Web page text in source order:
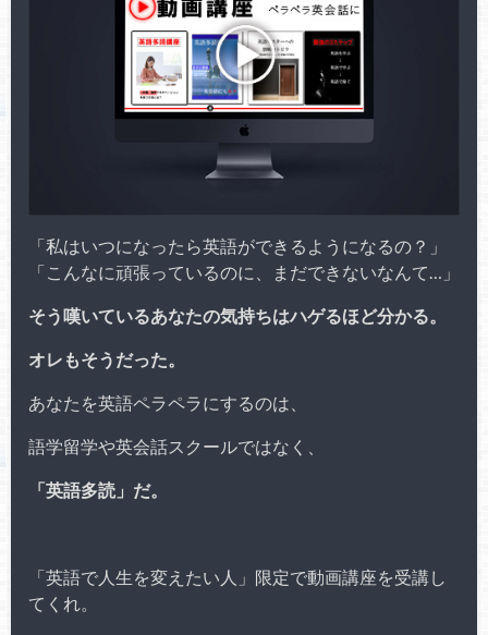
「私はいつになったら英語ができるようになるの？」
「こんなに頑張っているのに、まだできないなんて…」
そう嘆いているあなたの気持ちはハゲるほど分かる。
オレもそうだった。
あなたを英語ペラペラにするのは、
語学留学や英会話スクールではなく、
「英語多読」だ。
「英語で人生を変えたい人」限定で動画講座を受講し
てくれ。